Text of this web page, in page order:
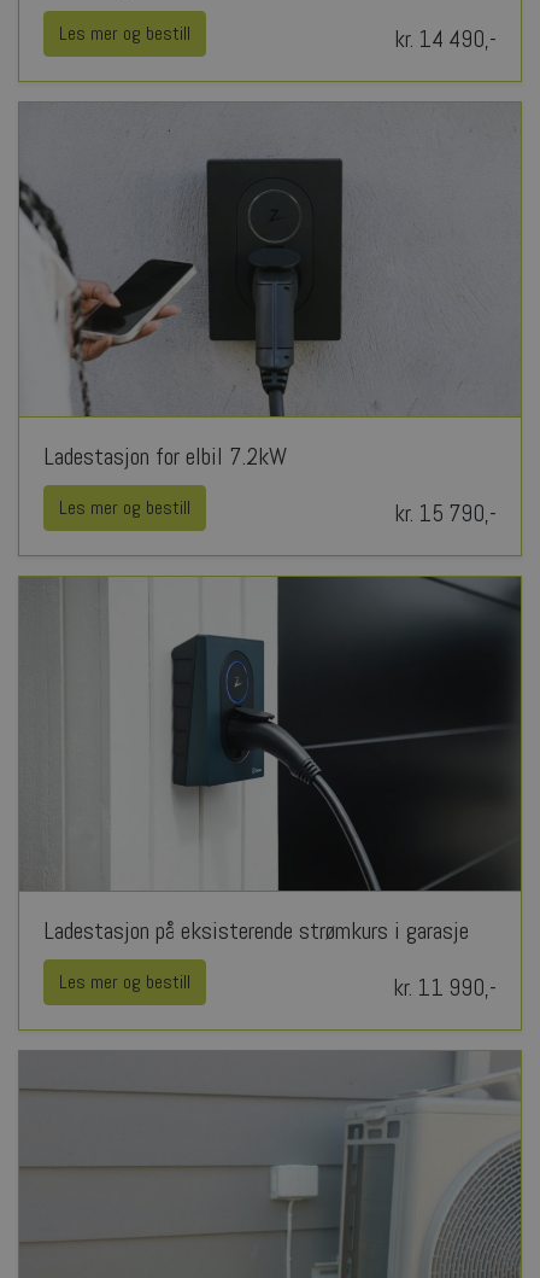
Les mer og bestill kr. 14 490,-
Ladestasjon for elbil 7.2kW
Les mer og bestill kr. 15 790,-
Ladestasjon på eksisterende strømkurs i garasje
Les mer og bestill kr. 11 990,-